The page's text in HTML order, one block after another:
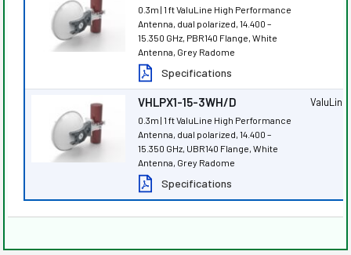
0.3m | 1 ft ValuLine High Performance
Antenna, dual polarized, 14.400 –
15.350 GHz, PBR140 Flange, White
Antenna, Grey Radome
Specifications
VHLPX1-15-3WH/D
0.3m | 1 ft ValuLine High Performance
Antenna, dual polarized, 14.400 –
15.350 GHz, UBR140 Flange, White
Antenna, Grey Radome
Specifications
ValuLine